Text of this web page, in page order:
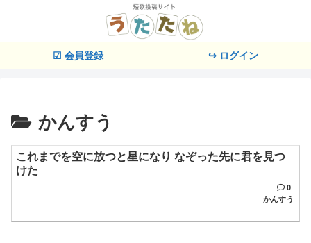
☑ 会員登録 ↪ ログイン
かんすう
これまでを空に放つと星になり なぞった先に君を見つ
けた
0
かんすう